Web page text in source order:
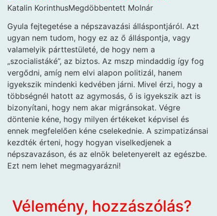
Katalin KorinthusMegdöbbentett Molnár
Gyula fejtegetése a népszavazási álláspontjáról. Azt
ugyan nem tudom, hogy ez az ő álláspontja, vagy
valamelyik párttestületé, de hogy nem a
„szocialistáké”, az biztos. Az mszp mindaddig így fog
vergődni, amíg nem elvi alapon politizál, hanem
igyekszik mindenki kedvében járni. Mivel érzi, hogy a
többségnél hatott az agymosás, ő is igyekszik azt is
bizonyítani, hogy nem akar migránsokat. Végre
döntenie kéne, hogy milyen értékeket képvisel és
ennek megfelelően kéne cselekednie. A szimpatizánsai
kezdték érteni, hogy hogyan viselkedjenek a
népszavazáson, és az elnök beletenyerelt az egészbe.
Ezt nem lehet megmagyarázni!
Vélemény, hozzászólás?